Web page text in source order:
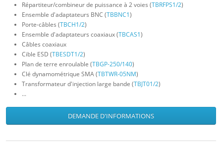
Répartiteur/combineur de puissance à 2 voies (TBRFPS1/2)
Ensemble d'adaptateurs BNC (TBBNC1)
Porte-câbles (TBCH1/2)
Ensemble d'adaptateurs coaxiaux (TBCAS1)
Câbles coaxiaux
Cible ESD (TBESDT1/2)
Plan de terre enroulable (TBGP-250/140)
Clé dynamométrique SMA (TBTWR-05NM)
Transformateur d'injection large bande (TBJT01/2)
...
DEMANDE D'INFORMATIONS